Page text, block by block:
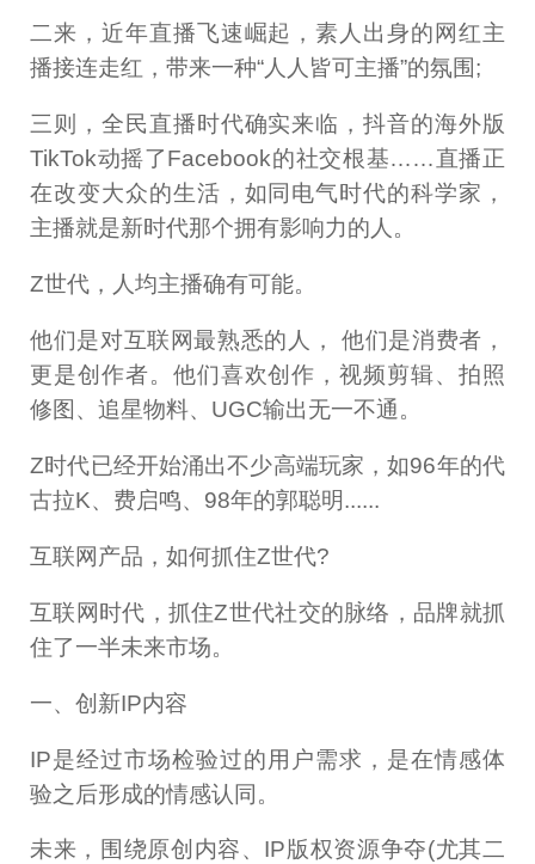
二来，近年直播飞速崛起，素人出身的网红主
播接连走红，带来一种“人人皆可主播”的氛围;
三则，全民直播时代确实来临，抖音的海外版
TikTok动摇了Facebook的社交根基……直播正
在改变大众的生活，如同电气时代的科学家，
主播就是新时代那个拥有影响力的人。
Z世代，人均主播确有可能。
他们是对互联网最熟悉的人， 他们是消费者，
更是创作者。他们喜欢创作，视频剪辑、拍照
修图、追星物料、UGC输出无一不通。
Z时代已经开始涌出不少高端玩家，如96年的代
古拉K、费启鸣、98年的郭聪明......
互联网产品，如何抓住Z世代?
互联网时代，抓住Z世代社交的脉络，品牌就抓
住了一半未来市场。
一、创新IP内容
IP是经过市场检验过的用户需求，是在情感体
验之后形成的情感认同。
未来，围绕原创内容、IP版权资源争夺(尤其二